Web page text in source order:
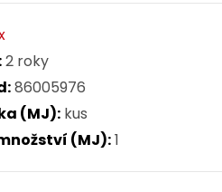
2 roky
86005976
(MJ): kus
(MJ):1